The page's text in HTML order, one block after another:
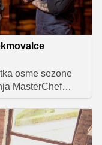
osme sezone
MasterChef
16 novih
osvojil 50.000
Kdo se bo za